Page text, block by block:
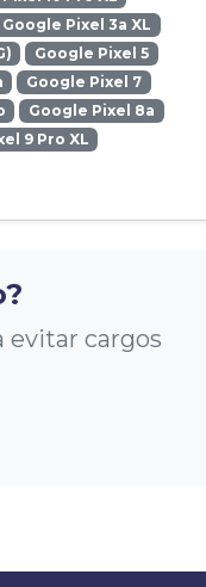
Google Pixel 3a XL
Google Pixel 5
Google Pixel 7
Google Pixel 8a
9 Pro XL
evitar cargos